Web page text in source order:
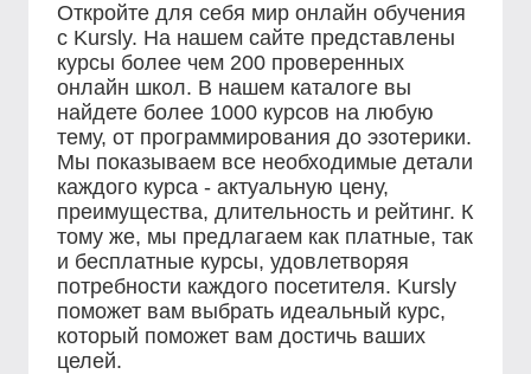
Откройте для себя мир онлайн обучения
с Kursly. На нашем сайте представлены
курсы более чем 200 проверенных
онлайн школ. В нашем каталоге вы
найдете более 1000 курсов на любую
тему, от программирования до эзотерики.
Мы показываем все необходимые детали
каждого курса - актуальную цену,
преимущества, длительность и рейтинг. К
тому же, мы предлагаем как платные, так
и бесплатные курсы, удовлетворяя
потребности каждого посетителя. Kursly
поможет вам выбрать идеальный курс,
который поможет вам достичь ваших
целей.